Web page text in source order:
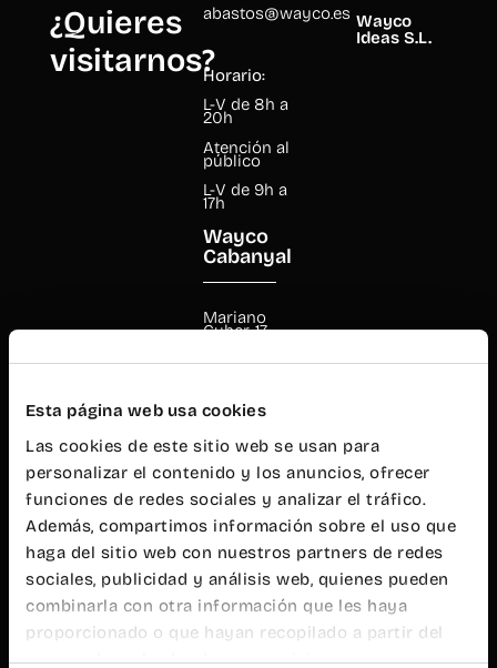
Esta página web usa cookies
Las cookies de este sitio web se usan para
personalizar el contenido y los anuncios, ofrecer
funciones de redes sociales y analizar el tráfico.
Además, compartimos información sobre el uso que
haga del sitio web con nuestros partners de redes
sociales, publicidad y análisis web, quienes pueden
combinarla con otra información que les haya
proporcionado o que hayan recopilado a partir del
uso que haya hecho de sus servicios.
¿Quieres
visitarnos?
abastos@wayco.es
Horario:
L-V de 8h a
20h
Atención al
público
L-V de 9h a
17h
Wayco
Cabanyal
Mariano
Cuber, 17
46011
+34 960 99
00 38
cabanyal@wayco.es
Horario:
L-V de 8h a
20h
Atención al
público
19h
Wayco
Ideas S.L.